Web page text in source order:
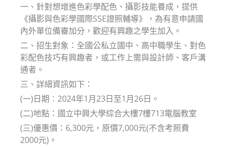
一、針對想增進色彩學配色、攝影技能養成，提供
《攝影與色彩學國際SSE證照輔導》，為有意申請國
內外單位備審加分，歡迎有興趣之學生加入。
二、招生對象：全國公私立國中、高中職學生、對色
彩配色技巧有興趣者，或工作上需與設計師、客戶溝
通者。
三、詳細資訊如下：
(一)日期︰2024年1月23日至1月26日。
(二)地點：國立中興大學綜合大樓7樓713電腦教室
(三)優惠價：6,300元，原價7,000元(不含考照費
2000元)。